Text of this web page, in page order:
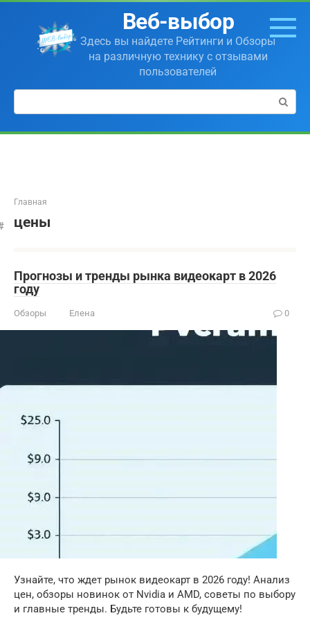
Перейти
контенту
Веб-выбор
Здесь вы найдете Рейтинги и Обзоры
на различную технику с отзывами
пользователей
Поиск:
Главная
цены
Прогнозы и тренды рынка видеокарт в 2026
году
Обзоры Елена 0
Узнайте, что ждет рынок видеокарт в 2026 году! Анализ
цен, обзоры новинок от Nvidia и AMD, советы по выбору
и главные тренды. Будьте готовы к будущему!